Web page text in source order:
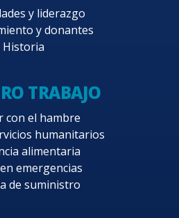
y liderazgo
y donantes
Historia
TRABAJO
con el hambre
humanitarios
alimentaria
emergencias
de suministro